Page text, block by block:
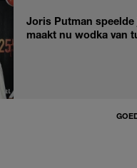
Joris Putman
maakt nu wodka van